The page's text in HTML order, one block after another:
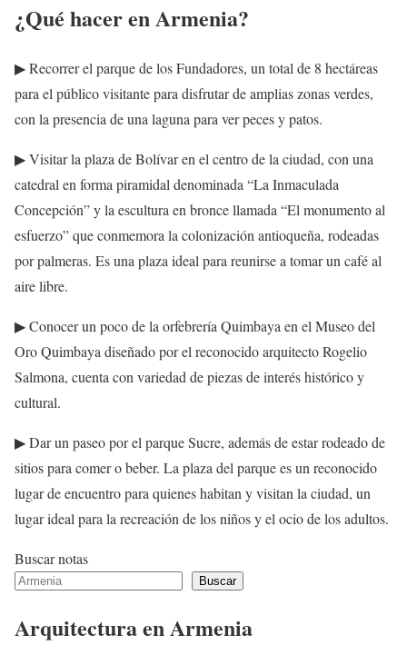
¿Qué hacer en Armenia?
▶ Recorrer el parque de los Fundadores, un total de 8 hectáreas
para el público visitante para disfrutar de amplias zonas verdes,
con la presencia de una laguna para ver peces y patos.
▶ Visitar la plaza de Bolívar en el centro de la ciudad, con una
catedral en forma piramidal denominada “La Inmaculada
Concepción” y la escultura en bronce llamada “El monumento al
esfuerzo” que conmemora la colonización antioqueña, rodeadas
por palmeras. Es una plaza ideal para reunirse a tomar un café al
aire libre.
▶ Conocer un poco de la orfebrería Quimbaya en el Museo del
Oro Quimbaya diseñado por el reconocido arquitecto Rogelio
Salmona, cuenta con variedad de piezas de interés histórico y
cultural.
▶ Dar un paseo por el parque Sucre, además de estar rodeado de
sitios para comer o beber. La plaza del parque es un reconocido
lugar de encuentro para quienes habitan y visitan la ciudad, un
lugar ideal para la recreación de los niños y el ocio de los adultos.
Buscar notas
Buscar
Arquitectura en Armenia